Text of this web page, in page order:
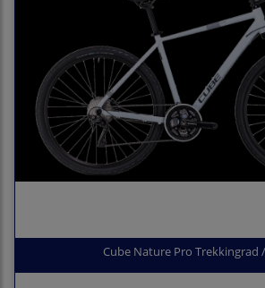
Cube Nature Pro Trekkingrad